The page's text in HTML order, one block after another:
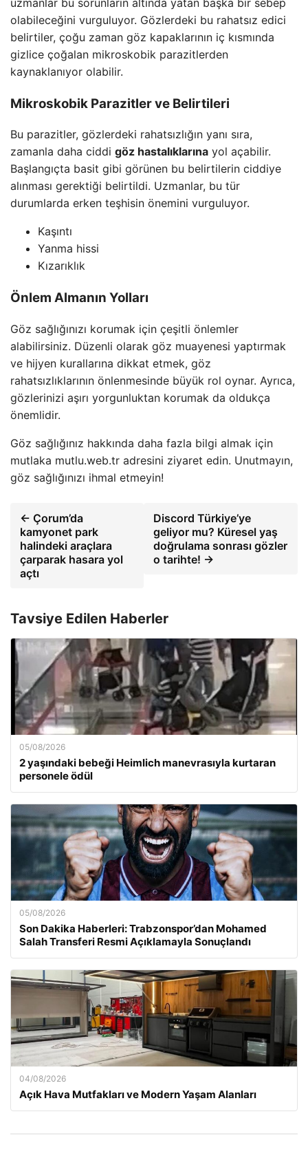
olabileceğini vurguluyor. Gözlerdeki bu rahatsız edici
belirtiler, çoğu zaman göz kapaklarının iç kısmında
gizlice çoğalan mikroskobik parazitlerden
kaynaklanıyor olabilir.
Mikroskobik Parazitler ve Belirtileri
Bu parazitler, gözlerdeki rahatsızlığın yanı sıra,
zamanla daha ciddi göz hastalıklarına yol açabilir.
Başlangıçta basit gibi görünen bu belirtilerin ciddiye
alınması gerektiği belirtildi. Uzmanlar, bu tür
durumlarda erken teşhisin önemini vurguluyor.
Kaşıntı
Yanma hissi
Kızarıklık
Önlem Almanın Yolları
Göz sağlığınızı korumak için çeşitli önlemler
alabilirsiniz. Düzenli olarak göz muayenesi yaptırmak
ve hijyen kurallarına dikkat etmek, göz
rahatsızlıklarının önlenmesinde büyük rol oynar. Ayrıca,
gözlerinizi aşırı yorgunluktan korumak da oldukça
önemlidir.
Göz sağlığınız hakkında daha fazla bilgi almak için
mutlaka mutlu.web.tr adresini ziyaret edin. Unutmayın,
göz sağlığınızı ihmal etmeyin!
← Çorum’da
kamyonet park
halindeki araçlara
çarparak hasara yol
açtı
Discord Türkiye’ye
geliyor mu? Küresel yaş
doğrulama sonrası gözler
o tarihte! →
Tavsiye Edilen Haberler
05/08/2026
2 yaşındaki bebeği Heimlich manevrasıyla kurtaran
personele ödül
05/08/2026
Son Dakika Haberleri: Trabzonspor’dan Mohamed
Salah Transferi Resmi Açıklamayla Sonuçlandı
04/08/2026
Açık Hava Mutfakları ve Modern Yaşam Alanları